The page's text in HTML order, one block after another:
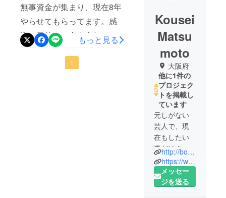
無事資金が集まり、現在8年
やらせてもらってます。感
謝の気持ちは今も忘れてお
りません。ありがとうござ
もっと見る
1
Kousei
Matsu
moto
大阪府
他に1件の
プロジェク
トを掲載し
ています
元しがない
芸人で、現
在もしたい
事だけさせ
てもらって
ます。
【株式会社
http://bokuroom.starfree.jp/
https://www.instagram.com/boku.kousei/
メッセー
ジを送る